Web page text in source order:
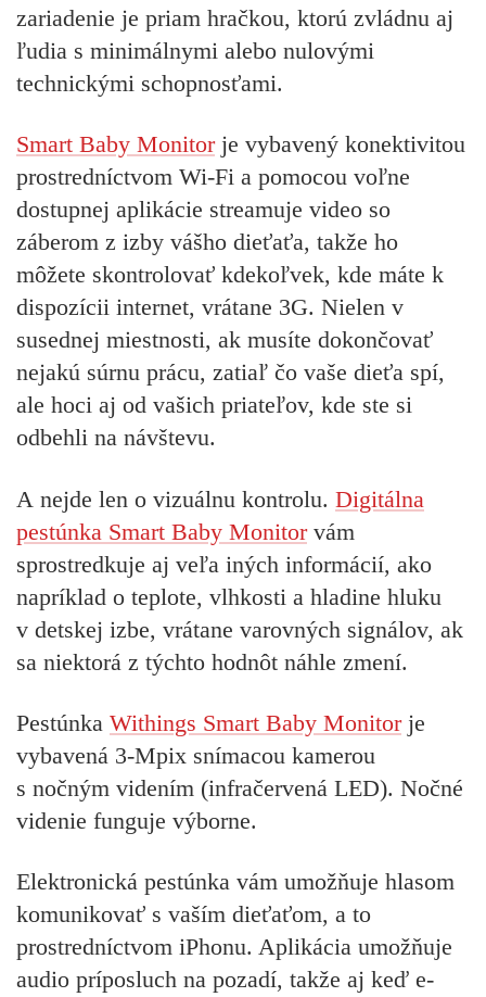
zariadenie je priam hračkou, ktorú zvládnu aj
ľudia s minimálnymi alebo nulovými
technickými schopnosťami.
Smart Baby Monitorje vybavený konektivitou
prostredníctvom Wi-Fi a pomocou voľne
dostupnej aplikácie streamuje video so
záberom z izby vášho dieťaťa, takže ho
môžete skontrolovať kdekoľvek, kde máte k
dispozícii internet, vrátane 3G. Nielen v
susednej miestnosti, ak musíte dokončovať
nejakú súrnu prácu, zatiaľ čo vaše dieťa spí,
ale hoci aj od vašich priateľov, kde ste si
odbehli na návštevu.
A nejde len o vizuálnu kontrolu. Digitálna
pestúnka Smart Baby Monitorvám
sprostredkuje aj veľa iných informácií, ako
napríklad o teplote, vlhkosti a hladine hluku
v detskej izbe, vrátane varovných signálov, ak
sa niektorá z týchto hodnôt náhle zmení.
Pestúnka Withings Smart Baby Monitorje
vybavená 3-Mpix snímacou kamerou
s nočným videním (infračervená LED). Nočné
videnie funguje výborne.
Elektronická pestúnka vám umožňuje hlasom
komunikovať s vaším dieťaťom, a to
prostredníctvom iPhonu. Aplikácia umožňuje
audio príposluch na pozadí, takže aj keď e-